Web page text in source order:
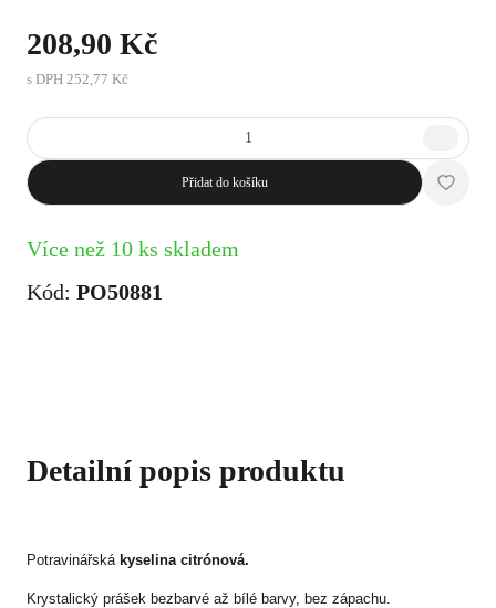
208,90 Kč
s DPH 252,77 Kč
Přidat do košíku
Více než 10 ks skladem
Kód: PO50881
Detailní popis produktu
Potravinářská kyselina citrónová.
Krystalický prášek bezbarvé až bílé barvy, bez zápachu.